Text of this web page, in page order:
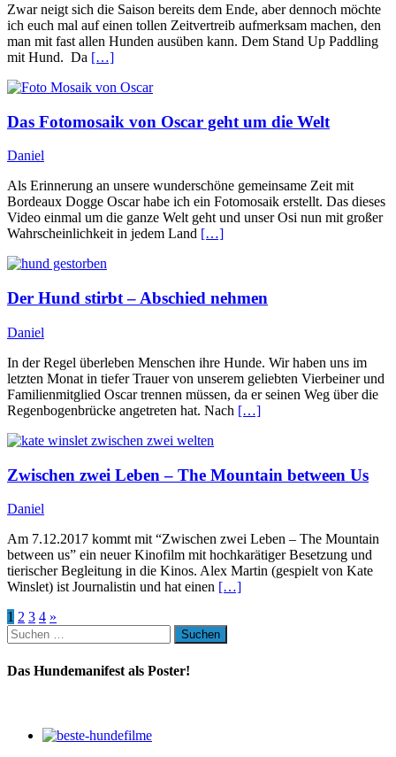
Zwar neigt sich die Saison bereits dem Ende, aber dennoch möchte
ich euch mal auf einen tollen Zeitvertreib aufmerksam machen, den
man mit fast allen Hunden ausüben kann. Dem Stand Up Paddling
mit Hund. Da […]
Das Fotomosaik von Oscar geht um die Welt
Daniel
Als Erinnerung an unsere wunderschöne gemeinsame Zeit mit
Bordeaux Dogge Oscar habe ich ein Fotomosaik erstellt. Das dieses
Video einmal um die ganze Welt geht und unser Osi nun mit großer
Wahrscheinlichkeit in jedem Land […]
Der Hund stirbt – Abschied nehmen
Daniel
In der Regel überleben Menschen ihre Hunde. Wir haben uns im
letzten Monat in tiefer Trauer von unserem geliebten Vierbeiner und
Familienmitglied Oscar trennen müssen, da er seinen Weg über die
Regenbogenbrücke angetreten hat. Nach […]
Zwischen zwei Leben – The Mountain between Us
Daniel
Am 7.12.2017 kommt mit “Zwischen zwei Leben – The Mountain
between us” ein neuer Kinofilm mit hochkarätiger Besetzung und
tierischer Begleitung in die Kinos. Alex Martin (gespielt von Kate
Winslet) ist Journalistin und hat einen […]
1 2 3 4 »
Suchen
nach:
Das Hundemanifest als Poster!